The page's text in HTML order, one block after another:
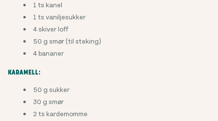
1 ts kanel
1 ts vaniljesukker
4 skiver loff
50 g smør (til steking)
4 bananer
KARAMELL:
50 g sukker
30 g smør
2 ts kardemomme